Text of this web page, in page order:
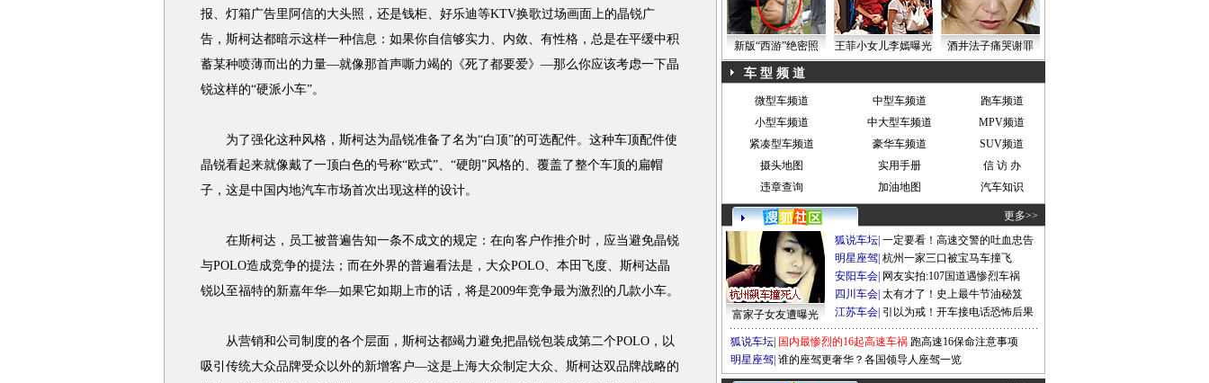
报、灯箱广告里阿信的大头照，还是钱柜、好乐迪等KTV换歌过场画面上的晶锐广
告，斯柯达都暗示这样一种信息：如果你自信够实力、内敛、有性格，总是在平缓中积
蓄某种喷薄而出的力量—就像那首声嘶力竭的《死了都要爱》—那么你应该考虑一下晶
锐这样的“硬派小车”。
为了强化这种风格，斯柯达为晶锐准备了名为“白顶”的可选配件。这种车顶配件使
晶锐看起来就像戴了一顶白色的号称“欧式”、“硬朗”风格的、覆盖了整个车顶的扁帽
子，这是中国内地汽车市场首次出现这样的设计。
在斯柯达，员工被普遍告知一条不成文的规定：在向客户作推介时，应当避免晶锐
与POLO造成竞争的提法；而在外界的普遍看法是，大众POLO、本田飞度、斯柯达晶
锐以至福特的新嘉年华—如果它如期上市的话，将是2009年竞争最为激烈的几款小车。
从营销和公司制度的各个层面，斯柯达都竭力避免把晶锐包装成第二个POLO，以
吸引传统大众品牌受众以外的新增客户—这是上海大众制定大众、斯柯达双品牌战略的
新版“西游”绝密照 王菲小女儿李嫣曝光 酒井法子痛哭谢罪
车 型 频 道
微型车频道 中型车频道
跑车频道
小型车频道
中大型车频道
MPV频道
紧凑型车频道
豪华车频道
SUV频道
摄头地图
实用手册
信 访 办
违章查询
加油地图 汽车知识
更多>>
富家子女友遭曝光
狐说车坛 一定要看！高速交警的吐血忠告
明星座驾 杭州一家三口被宝马车撞飞
安阳车会 网友实拍:107国道遇惨烈车祸
四川车会 太有才了！史上最牛节油秘笈
江苏车会 引以为戒！开车接电话恐怖后果
狐说车坛 国内最惨烈的16起高速车祸 跑高速16保命注意事项
明星座驾 谁的座驾更奢华？各国领导人座驾一览